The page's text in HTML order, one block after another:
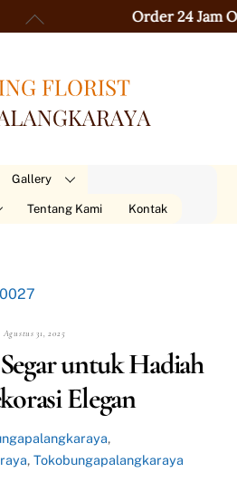
Order 24 Jam
Gallery
Tentang Kami Kontak
Agustus 31, 2025
untuk Hadiah
Elegan
,
,Tokobungapalangkaraya
Back
To